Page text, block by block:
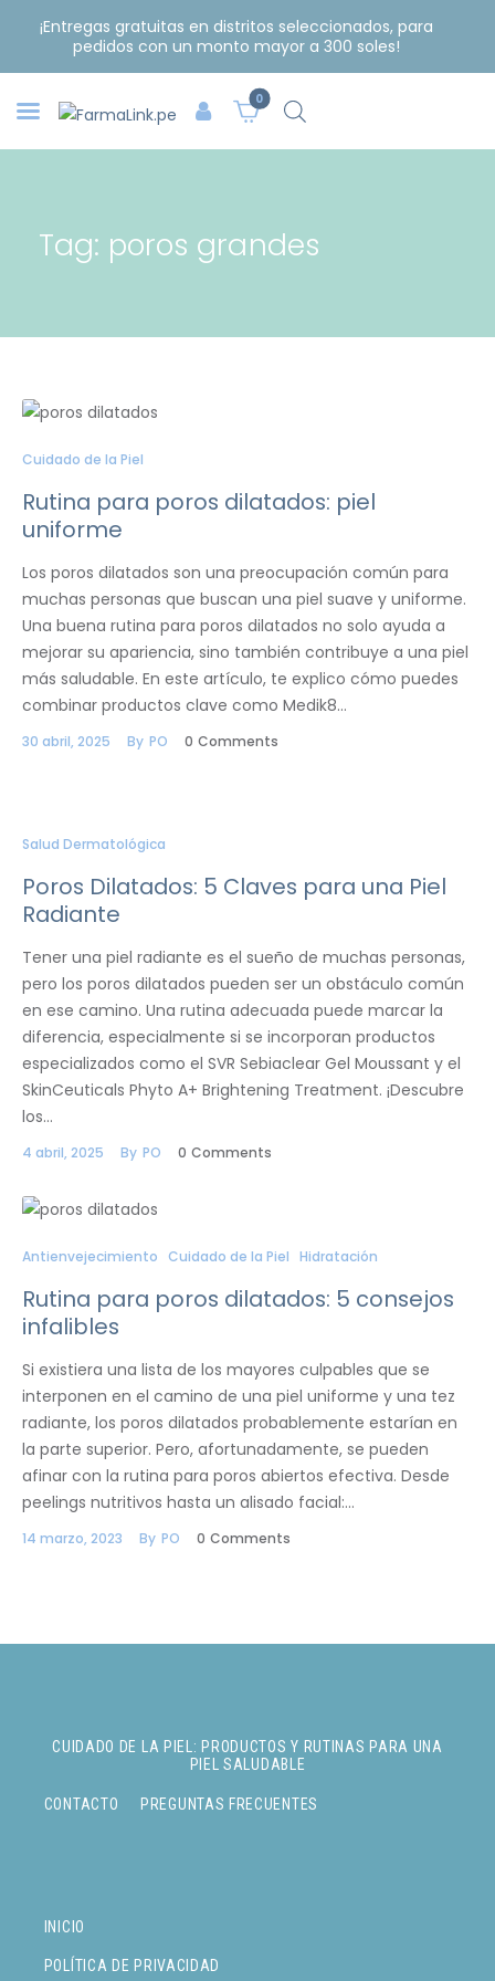
¡Entregas gratuitas en distritos seleccionados, para
pedidos con un monto mayor a 300 soles!
0
Tag: poros grandes
Cuidado de la Piel
Rutina para poros dilatados: piel
uniforme
Los poros dilatados son una preocupación común para
muchas personas que buscan una piel suave y uniforme.
Una buena rutina para poros dilatados no solo ayuda a
mejorar su apariencia, sino también contribuye a una piel
más saludable. En este artículo, te explico cómo puedes
combinar productos clave como Medik8…
30 abril, 2025 By PO 0 Comments
Salud Dermatológica
Poros Dilatados: 5 Claves para una Piel
Radiante
Tener una piel radiante es el sueño de muchas personas,
pero los poros dilatados pueden ser un obstáculo común
en ese camino. Una rutina adecuada puede marcar la
diferencia, especialmente si se incorporan productos
especializados como el SVR Sebiaclear Gel Moussant y el
SkinCeuticals Phyto A+ Brightening Treatment. ¡Descubre
los…
4 abril, 2025 By PO 0 Comments
Antienvejecimiento Cuidado de la Piel Hidratación
Rutina para poros dilatados: 5 consejos
infalibles
Si existiera una lista de los mayores culpables que se
interponen en el camino de una piel uniforme y una tez
radiante, los poros dilatados probablemente estarían en
la parte superior. Pero, afortunadamente, se pueden
afinar con la rutina para poros abiertos efectiva. Desde
peelings nutritivos hasta un alisado facial:…
14 marzo, 2023 By PO 0 Comments
INICIO
POLÍTICA DE PRIVACIDAD
CUIDADO DE LA PIEL: PRODUCTOS Y RUTINAS PARA UNA
PIEL SALUDABLE
CONTACTO PREGUNTAS FRECUENTES